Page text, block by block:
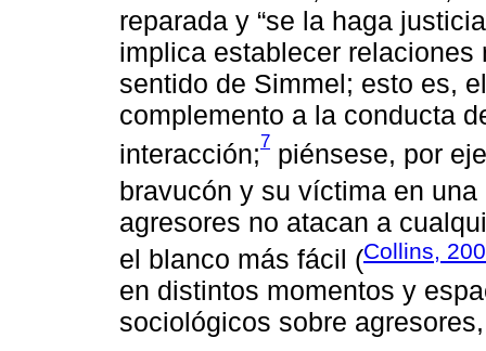
reparada y “se la haga
implica establecer
sentido de Simmel; esto es,
complemento a la conducta
interacción;7 piénsese, por
bravucón y su víctima en una
agresores no atacan a
el blanco más fácil (Collins,
en distintos momentos y
sociológicos sobre